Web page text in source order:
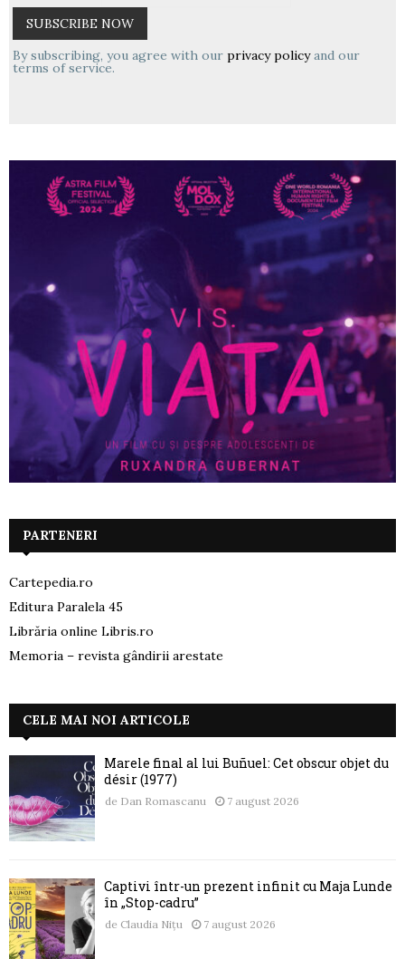
By subscribing, you agree with our privacy policyand our
terms of service.
PARTENERI
Cartepedia.ro
Editura Paralela 45
Librăria online Libris.ro
Memoria – revista gândirii arestate
CELE MAI NOI ARTICOLE
Marele final al lui Buñuel: Cet obscur objet du
désir (1977)
de Dan Romascanu 7 august 2026
Captivi într-un prezent infinit cu Maja Lunde
în „Stop-cadru”
de Claudia Nițu 7 august 2026